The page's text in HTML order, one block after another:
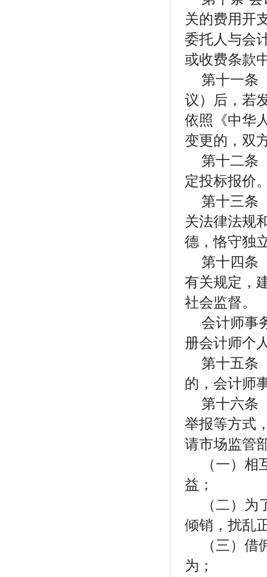
关的费用开
委托人与会
或收费条款
第十一条
议）后，若
依照《中华
变更的，双
第十二条
定投标报价
第十三条
关法律法规
德，恪守独
第十四条
有关规定，
社会监督。
会计师事
册会计师个
第十五条
的，会计师
第十六条
举报等方式
请市场监管
（一）
益；
（二）
倾销，扰乱
（三）
为；